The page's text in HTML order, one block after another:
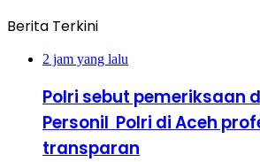
Berita Terkini
2 jam yang lalu
Polri sebut pemeriksaan
Personil Polri di Aceh
transparan